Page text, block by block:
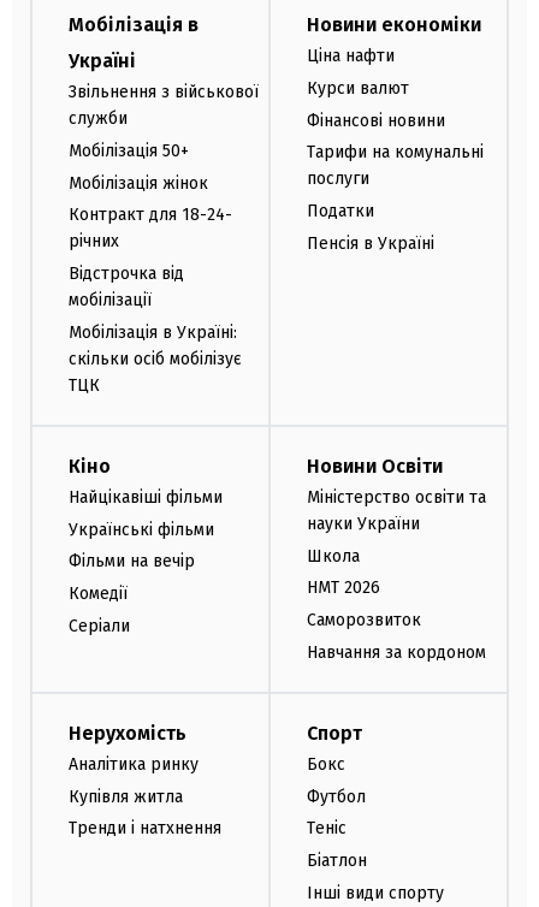
Мобілізація в
Україні
Звільнення з військової
служби
Мобілізація 50+
Мобілізація жінок
Контракт для 18-24-
річних
Відстрочка від
мобілізації
Мобілізація в Україні:
скільки осіб мобілізує
ТЦК
Новини економіки
Ціна нафти
Курси валют
Фінансові новини
Тарифи на комунальні
послуги
Податки
Пенсія в Україні
Кіно
Найцікавіші фільми
Українські фільми
Фільми на вечір
Комедії
Серіали
Новини Освіти
Міністерство освіти та
науки України
Школа
НМТ 2026
Саморозвиток
Навчання за кордоном
Нерухомість
Аналітика ринку
Купівля житла
Тренди і натхнення
Спорт
Бокс
Футбол
Теніс
Біатлон
Інші види спорту